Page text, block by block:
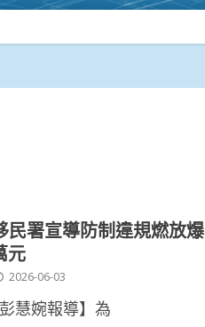
民署宣導防制違規燃放爆
元
2026-06-03
慧婉報導】為